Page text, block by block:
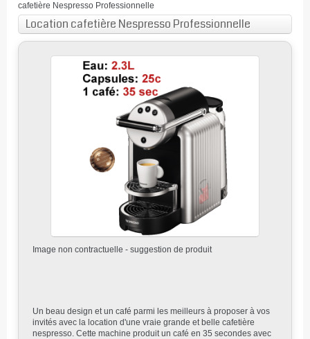
cafetière Nespresso Professionnelle
Location cafetière Nespresso Professionnelle
Image non contractuelle - suggestion de produit
Un beau design et un café parmi les meilleurs à proposer à vos
invités avec la location d'une vraie grande et belle cafetière
nespresso. Cette machine produit un café en 35 secondes avec